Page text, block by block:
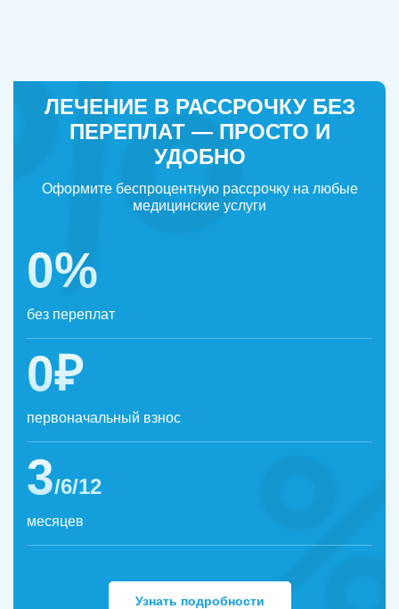
ЛЕЧЕНИЕ В РАССРОЧКУ БЕЗ
ПЕРЕПЛАТ — ПРОСТО И
УДОБНО
Оформите беспроцентную рассрочку на любые
медицинские услуги
0%
без переплат
0₽
первоначальный взнос
3/6/12
месяцев
Узнать подробности